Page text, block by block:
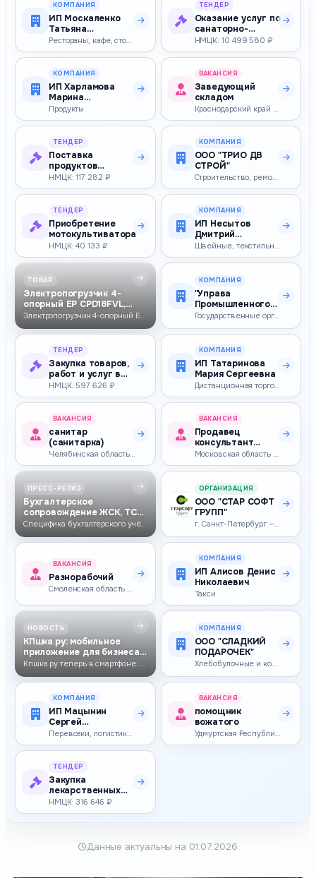
КОМПАНИЯ
ИП Москаленко
Татьяна
Владимировна
Рестораны, кафе, столовые
ТЕНДЕР
Оказание услуг по
санаторно-
курортному
лечению
(оздоров…
НМЦК: 10 499 580 ₽
КОМПАНИЯ
ИП Харламова
Марина
Евгеньевна
Продукты
ВАКАНСИЯ
Заведующий
складом
Краснодарский край — 27 400–28 000 ₽
ТЕНДЕР
Поставка
продуктов
питания
(консервы мясные
и мясосодер…
НМЦК: 117 282 ₽
КОМПАНИЯ
ООО "ТРИО ДВ
СТРОЙ"
Строительство, ремонт и реконструкция зданий и сооружений
ТЕНДЕР
Приобретение
мотокультиватора
НМЦК: 40 133 ₽
КОМПАНИЯ
ИП Несытов
Дмитрий
Евгеньевич
Швейные, текстильные и трикотажные изделия прочие
ТОВАР
Электропогрузчик 4-
опорный EP CPD18FVL,
1800кг, 4000мм,…
Электропогрузчик 4-опорный EP CPD18FVL, 1800кг, 4000мм, свободный ход,…
КОМПАНИЯ
"Управа
Промышленного
округа" МКУ ГО
"город Якутск"
Государственные органы
ТЕНДЕР
Закупка товаров,
работ и услуг в
целях
капитального
рем…
НМЦК: 597 626 ₽
КОМПАНИЯ
ИП Татаринова
Мария Сергеевна
Дистанционная торговля
ВАКАНСИЯ
санитар
(санитарка)
Челябинская область — 51 000–56 000 ₽
ВАКАНСИЯ
Продавец
консультант
М.Косметик
(Долгопрудный,
Лихачевс…
Московская область — 43 000–57 300 ₽
ПРЕСС-РЕЛИЗ
Бухгалтерское
сопровождение ЖСК, ТСН
и СНТ: учёт, начис…
Специфика бухгалтерского учёта в ЖСК, ТСН и СНТ: чем он отличается от …
ОРГАНИЗАЦИЯ
ООО "СТАР СОФТ
ГРУПП"
г. Санкт-Петербург — Тендерное сопровождение и независимые гарантии по…
ВАКАНСИЯ
Разнорабочий
КОМПАНИЯ
ИП Алисов Денис
Николаевич
Такси
НОВОСТЬ
КПшка.ру: мобильное
приложение для бизнеса
уже доступно…
Кпшка.ру теперь в смартфоне: скачивайте Android-приложение в RuStore, …
КОМПАНИЯ
ООО "СЛАДКИЙ
ПОДАРОЧЕК"
Хлебобулочные и кондитерские изделия, сахар
КОМПАНИЯ
ИП Мацынин
Сергей
Александрович
Перевозки, логистика, таможня
ВАКАНСИЯ
помощник
вожатого
Удмуртская Республика — 31 157–31 157 ₽
ТЕНДЕР
Закупка
лекарственных
препаратов
НМЦК: 316 646 ₽
Данные актуальны на 01.07.2026